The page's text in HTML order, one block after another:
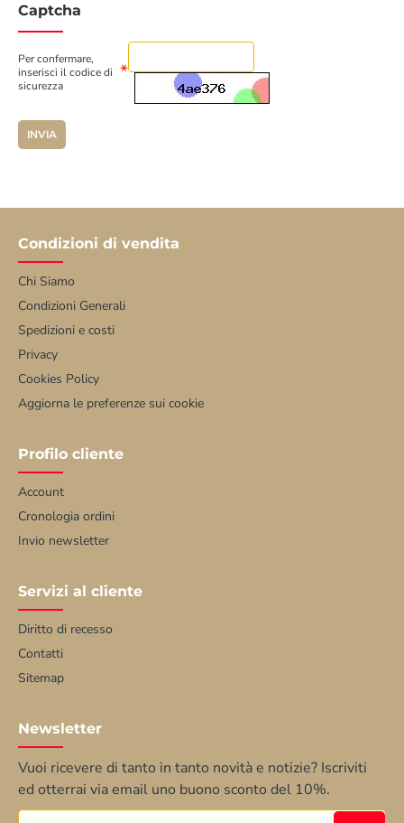
Captcha
Per confermare,
inserisci il codice di
sicurezza
INVIA
Condizioni di vendita
Chi Siamo
Condizioni Generali
Spedizioni e costi
Privacy
Cookies Policy
Aggiorna le preferenze sui cookie
Profilo cliente
Account
Cronologia ordini
Invio newsletter
Servizi al cliente
Diritto di recesso
Contatti
Sitemap
Newsletter
Vuoi ricevere di tanto in tanto novità e notizie? Iscriviti
ed otterrai via email uno buono sconto del 10%.
Inserisci